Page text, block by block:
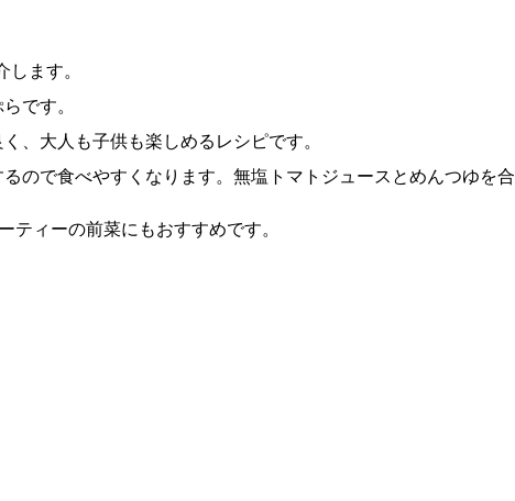
します。
です。
、大人も子供も楽しめるレシピです。
ので食べやすくなります。無塩トマトジュースとめんつゆを合
ィーの前菜にもおすすめです。